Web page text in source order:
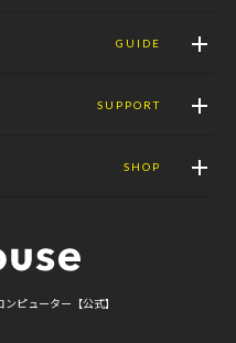
GUIDE
SUPPORT
SHOP
ピューター【公式】